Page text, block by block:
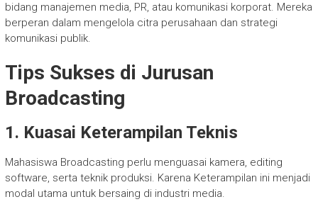
bidang manajemen media, PR, atau komunikasi korporat. Mereka
berperan dalam mengelola citra perusahaan dan strategi
komunikasi publik.
Tips Sukses di Jurusan
Broadcasting
1. Kuasai Keterampilan Teknis
Mahasiswa Broadcasting perlu menguasai kamera, editing
software, serta teknik produksi. Karena Keterampilan ini menjadi
modal utama untuk bersaing di industri media.